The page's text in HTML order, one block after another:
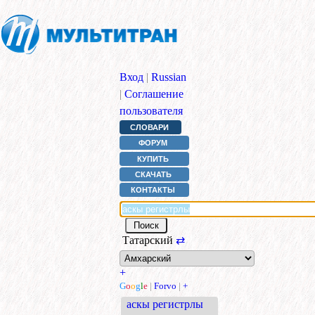
Вход | Russian
| Соглашение
пользователя
СЛОВАРИ
ФОРУМ
КУПИТЬ
СКАЧАТЬ
КОНТАКТЫ
Татарский ⇄
+
Google | Forvo | +
аскы регистрлы